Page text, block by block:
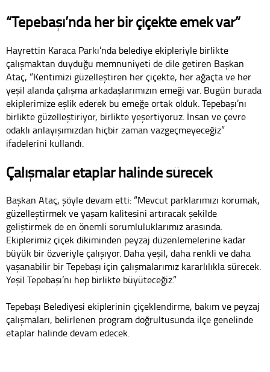
“Tepebaşı’nda her bir çiçekte emek var”
Hayrettin Karaca Parkı’nda belediye ekipleriyle birlikte
çalışmaktan duyduğu memnuniyeti de dile getiren Başkan
Ataç, “Kentimizi güzelleştiren her çiçekte, her ağaçta ve her
yeşil alanda çalışma arkadaşlarımızın emeği var. Bugün burada
ekiplerimize eşlik ederek bu emeğe ortak olduk. Tepebaşı’nı
birlikte güzelleştiriyor, birlikte yeşertiyoruz. İnsan ve çevre
odaklı anlayışımızdan hiçbir zaman vazgeçmeyeceğiz”
ifadelerini kullandı.
Çalışmalar etaplar halinde sürecek
Başkan Ataç, şöyle devam etti: “Mevcut parklarımızı korumak,
güzelleştirmek ve yaşam kalitesini artıracak şekilde
geliştirmek de en önemli sorumluluklarımız arasında.
Ekiplerimiz çiçek dikiminden peyzaj düzenlemelerine kadar
büyük bir özveriyle çalışıyor. Daha yeşil, daha renkli ve daha
yaşanabilir bir Tepebaşı için çalışmalarımız kararlılıkla sürecek.
Yeşil Tepebaşı’nı hep birlikte büyüteceğiz.”
Tepebaşı Belediyesi ekiplerinin çiçeklendirme, bakım ve peyzaj
çalışmaları, belirlenen program doğrultusunda ilçe genelinde
etaplar halinde devam edecek.